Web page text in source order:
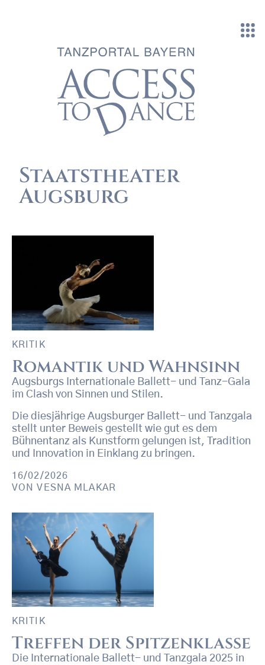
Staatstheater
Augsburg
KRITIK
Romantik und Wahnsinn
Augsburgs Internationale Ballett- und Tanz-Gala
im Clash von Sinnen und Stilen.
Die diesjährige Augsburger Ballett- und Tanzgala
stellt unter Beweis gestellt wie gut es dem
Bühnentanz als Kunstform gelungen ist, Tradition
und Innovation in Einklang zu bringen.
16/02/2026
VONVESNA MLAKAR
KRITIK
Treffen der Spitzenklasse
Die Internationale Ballett- und Tanzgala 2025 in